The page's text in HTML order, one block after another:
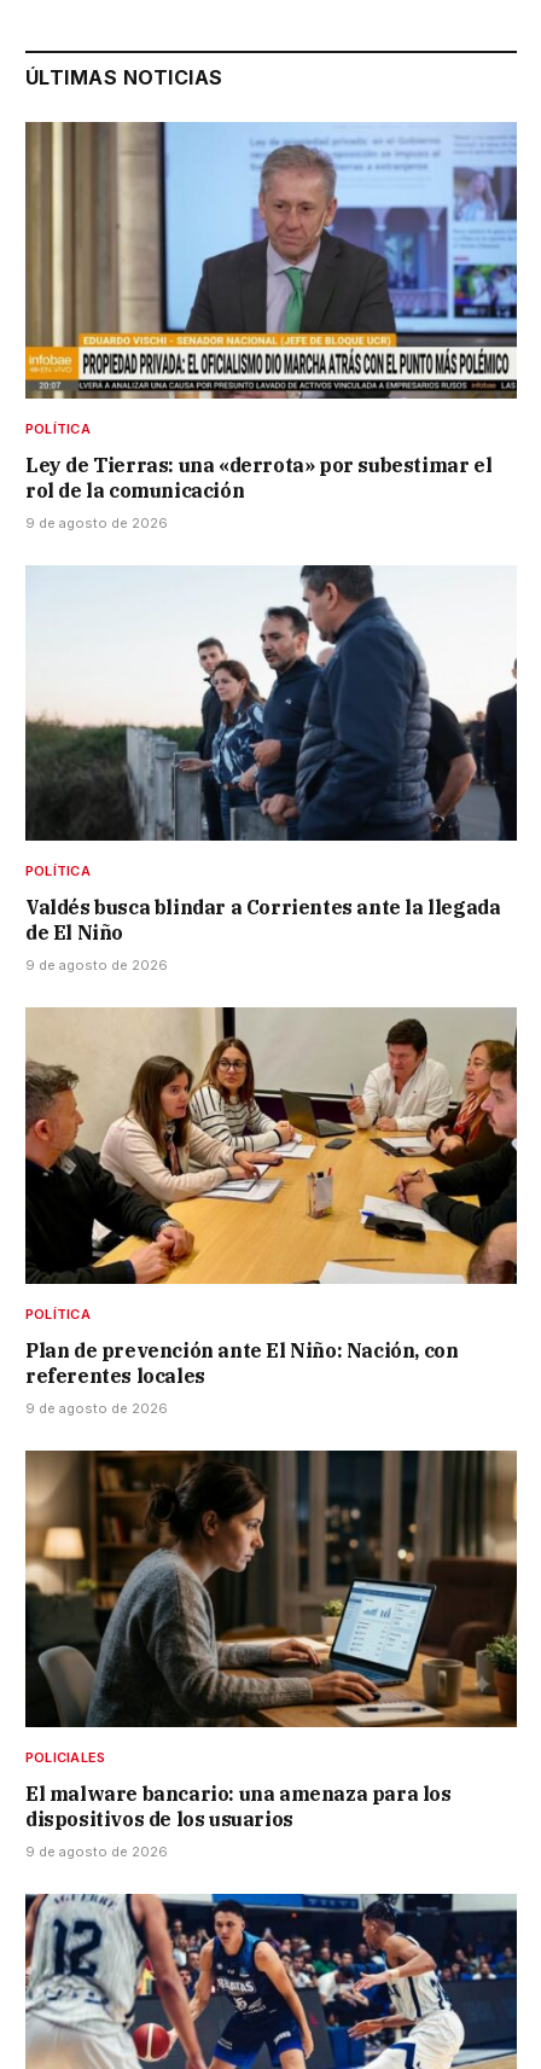
ÚLTIMAS NOTICIAS
POLÍTICA
Ley de Tierras: una «derrota» por subestimar el
rol de la comunicación
9 de agosto de 2026
POLÍTICA
Valdés busca blindar a Corrientes ante la llegada
de El Niño
9 de agosto de 2026
POLÍTICA
Plan de prevención ante El Niño: Nación, con
referentes locales
9 de agosto de 2026
POLICIALES
El malware bancario: una amenaza para los
dispositivos de los usuarios
9 de agosto de 2026